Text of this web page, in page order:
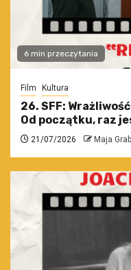
6 min przeczytania
Film Kultura
26. SFF:
Od początku, raz
21/07/2026 Maja